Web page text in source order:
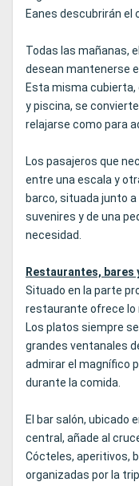
Eanes descubrirán el
Todas las mañanas,
desean mantenerse
Esta misma
y piscina, se
relajarse como para
Los pasajeros que
entre una escala y
barco, situada junto
suvenires y de una
necesidad.
Restaurantes, bares
Situado en la parte
restaurante ofrece lo
Los platos siempre
grandes ventanales
admirar el magnífico
durante la comida.
El bar salón, ubicado
central, añade al
Cócteles, aperitivos,
organizadas por la